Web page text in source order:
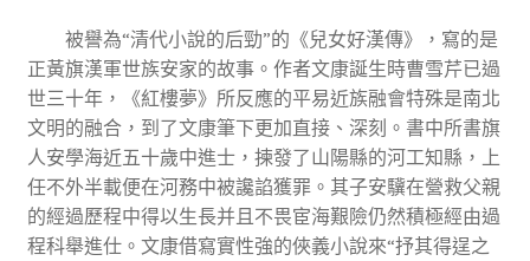
被譽為“清代小說的后勁”的《兒女好漢傳》，寫的是
正黃旗漢軍世族安家的故事。作者文康誕生時曹雪芹已過
世三十年，《紅樓夢》所反應的平易近族融會特殊是南北
文明的融合，到了文康筆下更加直接、深刻。書中所書旗
人安學海近五十歲中進士，揀發了山陽縣的河工知縣，上
任不外半載便在河務中被讒諂獲罪。其子安驥在營救父親
的經過歷程中得以生長并且不畏宦海艱險仍然積極經由過
程科舉進仕。文康借寫實性強的俠義小說來“抒其得逞之